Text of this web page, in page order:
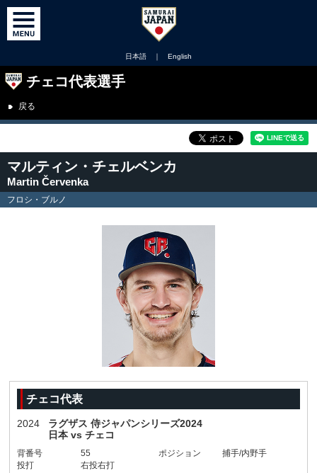
日本語 ｜ English
チェコ代表選手
戻る
マルティン・チェルベンカ
Martin Červenka
フロシ・ブルノ
チェコ代表
2024
ラグザス 侍ジャパンシリーズ2024
日本 vs チェコ
背番号 55 ポジション
捕手/内野手
投打
右投右打